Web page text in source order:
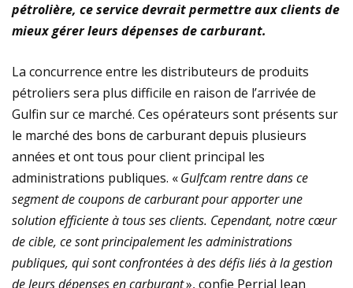
pétrolière, ce service devrait permettre aux clients de
mieux gérer leurs dépenses de carburant.
La concurrence entre les distributeurs de produits
pétroliers sera plus difficile en raison de l’arrivée de
Gulfin sur ce marché. Ces opérateurs sont présents sur
le marché des bons de carburant depuis plusieurs
années et ont tous pour client principal les
administrations publiques. «Gulfcam rentre dans ce
segment de coupons de carburant pour apporter une
solution efficiente à tous ses clients. Cependant, notre cœur
de cible, ce sont principalement les administrations
publiques, qui sont confrontées à des défis liés à la gestion
de leurs dépenses en carburant», confie Perrial Jean